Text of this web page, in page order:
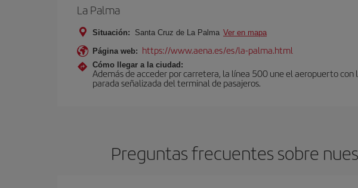
La Palma
Situación: Santa Cruz de La Palma Ver en mapa
Página web: https://www.aena.es/es/la-palma.html
Cómo llegar a la ciudad:
Además de acceder por carretera, la línea 500 une el aeropuerto con
parada señalizada del terminal de pasajeros.
Preguntas frecuentes sobre